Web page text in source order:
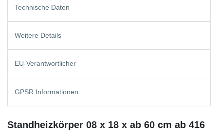
Technische Daten
Weitere Details
EU-Verantwortlicher
GPSR Informationen
Standheizkörper 08 x 18 x ab 60 cm ab 416